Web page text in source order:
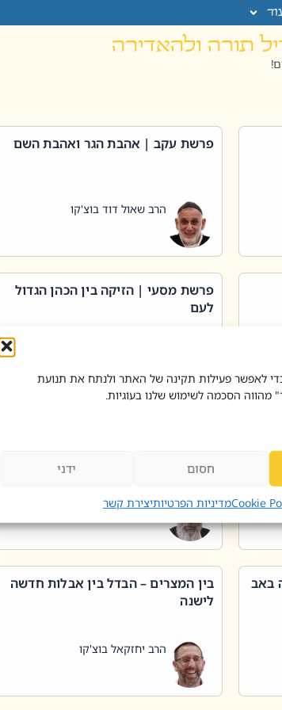
לאפשר פעילות תקינה של האתר ולנתח את תנועת
מהווה הסכמה לשימוש שלנו בעוגיות.
חסום ידני
Cookieמדיניות הפרטיותיצירת קשר
תורה ולהאדירה
פרשת עקב | אהבת הגר ואהבת השם
הרב שאול דוד בוצ'קו
פרשת מסעי | הזיקה בין הכהן הגדול
לעם
הרב יאיר בידני
באב
בין המצרים – הבדל בין אבלות חדשה
לישנה
הרב יחזקאל בוצ'קו